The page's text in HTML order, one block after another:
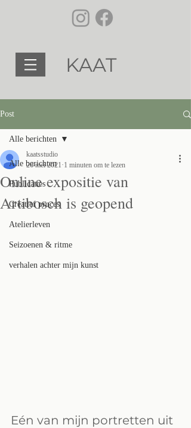
KAAT
Post
Alle berichten
Publicaties
Creatief proces
Atelierleven
Seizoenen & ritme
verhalen achter mijn kunst
Alle berichten
Online expositie van
Artibosch is geopend
kaatsstudio
26 mei 2021 1 minuten om te lezen
Eén van mijn portretten uit